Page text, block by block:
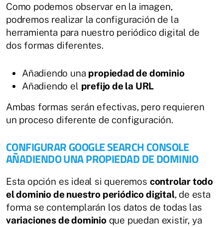
Como podemos observar en la imagen,
podremos realizar la configuración de la
herramienta para nuestro periódico digital de
dos formas diferentes.
Añadiendo una propiedad de dominio
Añadiendo el prefijo de la URL
Ambas formas serán efectivas, pero requieren
un proceso diferente de configuración.
CONFIGURAR GOOGLE SEARCH CONSOLE
AÑADIENDO UNA PROPIEDAD DE DOMINIO
Esta opción es ideal si queremos controlar todo
el dominio de nuestro periódico digital, de esta
forma se contemplarán los datos de todas las
variaciones de dominioque puedan existir, ya